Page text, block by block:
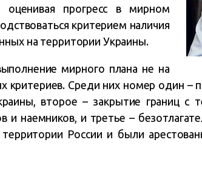
прогресс в мирном
критерием наличия
на территории Украины.
мирного плана не на
критериев. Среди них номер один –
второе – закрытие границ с
и наемников, и третье –
России и были